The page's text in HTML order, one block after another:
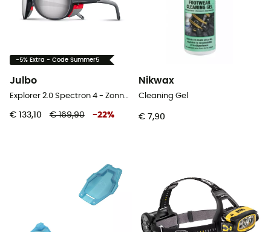
-5% Extra - Code Summer5
Julbo
Explorer 2.0 Spectron 4 - Zonnebril
€ 133,10 € 169,90 -22%
Nikwax
Cleaning Gel
€ 7,90